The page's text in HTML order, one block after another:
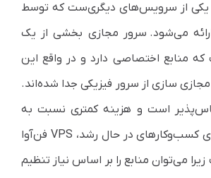
یکی از سرویس‌های دیگری‌ست که توسط
ارائه می‌شود. سرور مجازی بخشی از یک
منابع اختصاصی دارد و در واقع این
مجازی سازی از سرور فیزیکی جدا شده‌اند.
است و هزینه کمتری نسبت به
اختصاصی دارد. برای کسب‌وکارهای در حال رشد، VPS فن‌آوا
می‌توان منابع را بر اساس نیاز تنظیم